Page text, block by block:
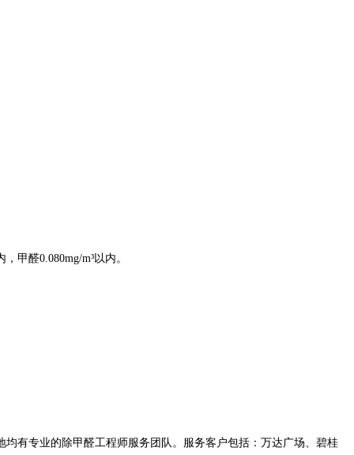
甲醛0.080mg/m³以内。
有专业的除甲醛工程师服务团队。服务客户包括：万达广场、碧桂